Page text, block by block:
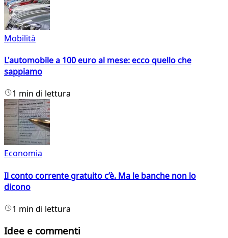
Mobilità
L'automobile a 100 euro al mese: ecco quello che
sappiamo
1 min di lettura
Economia
Il conto corrente gratuito c’è. Ma le banche non lo
dicono
1 min di lettura
Idee e commenti